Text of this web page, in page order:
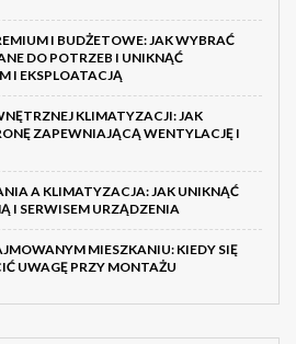
I BUDŻETOWE: JAK WYBRAĆ
DO POTRZEB I UNIKNĄĆ
I EKSPLOATACJĄ
KLIMATYZACJI: JAK
ZAPEWNIAJĄCĄ WENTYLACJĘ I
A KLIMATYZACJA: JAK UNIKNĄĆ
I SERWISEM URZĄDZENIA
MIESZKANIU: KIEDY SIĘ
UWAGĘ PRZY MONTAŻU